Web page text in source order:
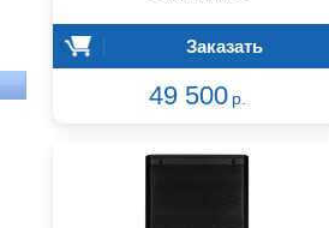
Заказать
49 500 р.